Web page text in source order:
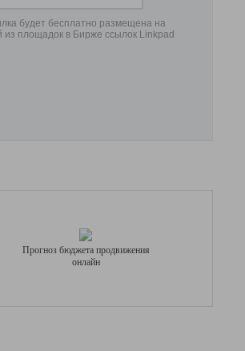
будет бесплатно размещена на
из площадок в Бирже ссылок Linkpad
Прогноз бюджета продвижения
онлайн